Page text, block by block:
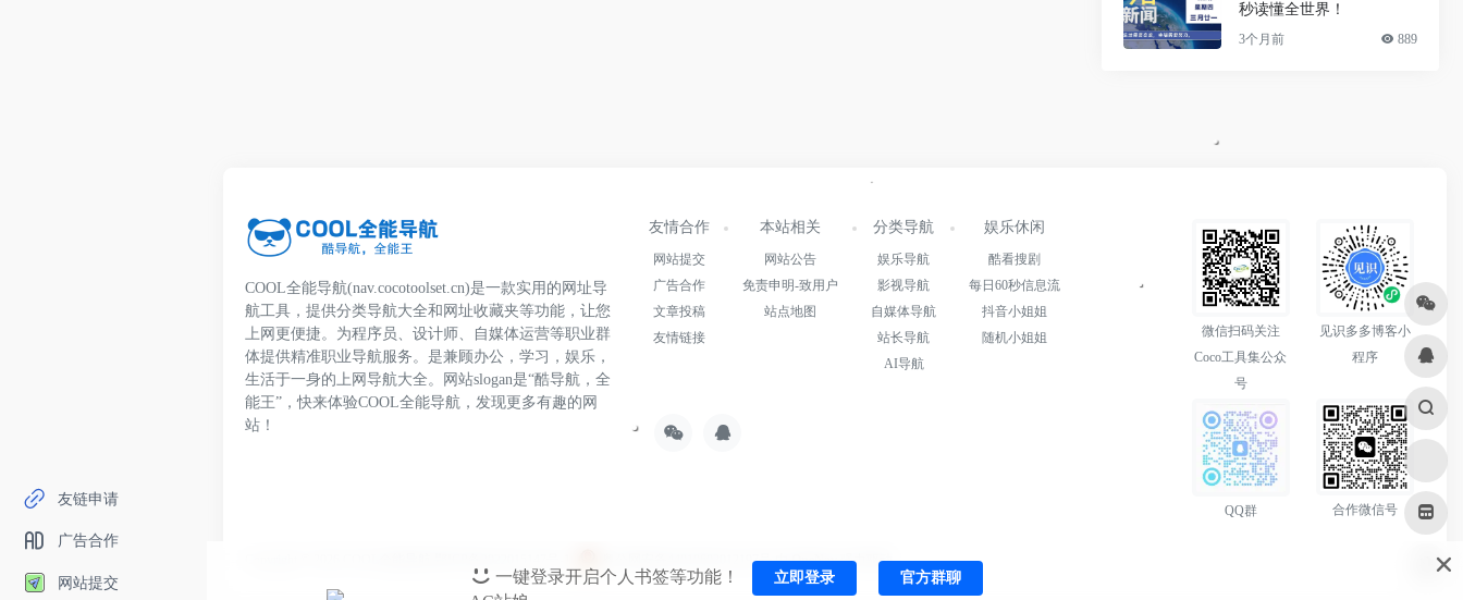
友链申请
广告合作
网站提交
秒读懂全世界！
3个月前 889
COOL全能导航(nav.cocotoolset.cn)是一款实用的网址导
航工具，提供分类导航大全和网址收藏夹等功能，让您
上网更便捷。为程序员、设计师、自媒体运营等职业群
体提供精准职业导航服务。是兼顾办公，学习，娱乐，
生活于一身的上网导航大全。网站slogan是“酷导航，全
能王”，快来体验COOL全能导航，发现更多有趣的网
站！
友情合作
网站提交
广告合作
文章投稿
友情链接
本站相关
网站公告
免责申明-致用户
站点地图
分类导航
娱乐导航
影视导航
自媒体导航
站长导航
AI导航
娱乐休闲
酷看搜剧
每日60秒信息流
抖音小姐姐
随机小姐姐
微信扫码关注
Coco工具集公众
号
见识多多博客小
程序
QQ群 合作微信号
粤公网安备44010602012197号由OneNav强力驱动
一键登录开启个人书签等功能！ 立即登录 官方群聊